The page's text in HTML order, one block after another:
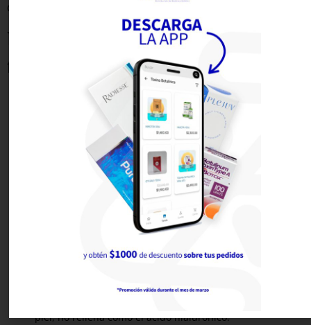
Otro beneficio es la duración del producto, que es mayor.
Particularidades de cada uno de los
fillers:
Hidroxipatita cálcica (Radiesse): dura aproximadamente
un año y además de su efecto volumen , genera la
formación de colágeno produciendo un efecto tensor. Por
lo general se realizan depósitos en abanico con la ayuda
de una cánula. Los puntos de entrada coincidirán con
zonas donde se necesite reducir la flacidez
Policaprolactona (Ellansé): se puede ajustar su duración
entre 1 y 3 años, dependiendo del tamaño de la molécula
policaprolactona. Se inyecta muy bien, consigo
resultados muy naturales con la técnica “botones de
piel, no rellena como el ácido hialurónico.